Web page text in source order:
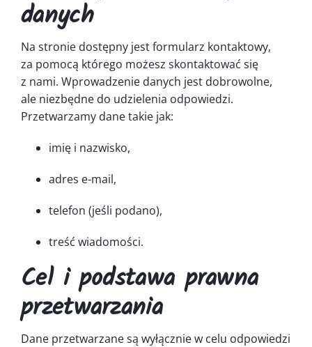
danych
Na stronie dostępny jest formularz kontaktowy,
za pomocą którego możesz skontaktować się
z nami. Wprowadzenie danych jest dobrowolne,
ale niezbędne do udzielenia odpowiedzi.
Przetwarzamy dane takie jak:
imię i nazwisko,
adres e-mail,
telefon (jeśli podano),
treść wiadomości.
Cel i podstawa prawna
przetwarzania
Dane przetwarzane są wyłącznie w celu odpowiedzi